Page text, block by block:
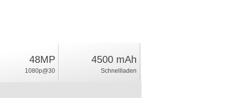
48MP
1080p@30
4500 mAh
Schnellladen